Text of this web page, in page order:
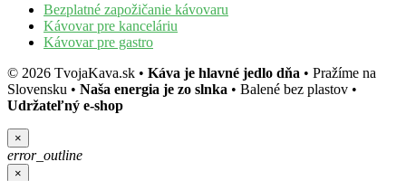
Bezplatné zapožičanie kávovaru
Kávovar pre kanceláriu
Kávovar pre gastro
© 2026 TvojaKava.sk • Káva je hlavné jedlo dňa • Pražíme na
Slovensku • Naša energia je zo slnka • Balené bez plastov •
Udržateľný e-shop
×
error_outline
×